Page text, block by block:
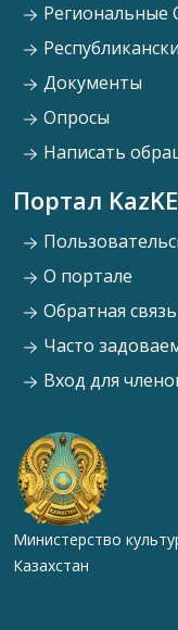
Региональные
Документы
Опросы
Написать
Портал
О портале
Обратная связь
Часто
Вход для
Министерство
Казахстан